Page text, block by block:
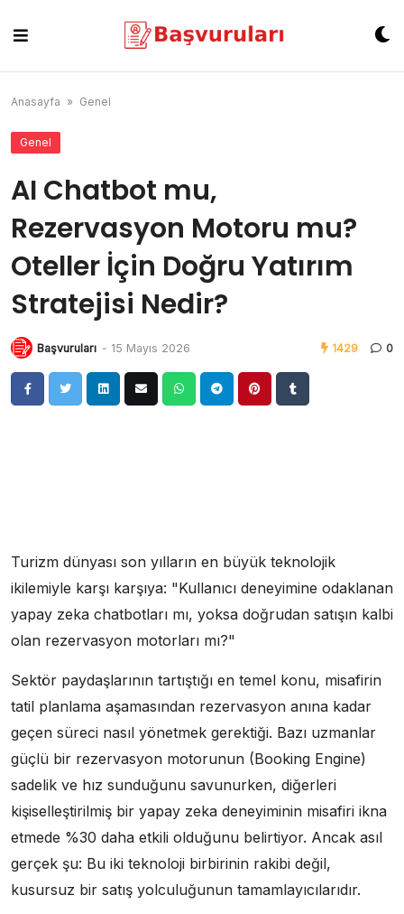
content
Anasayfa » Genel
Genel
AI Chatbot mu,
Rezervasyon Motoru mu?
Oteller İçin Doğru Yatırım
Stratejisi Nedir?
Başvuruları - 15 Mayıs 2026 1429 0
Turizm dünyası son yılların en büyük teknolojik
ikilemiyle karşı karşıya: "Kullanıcı deneyimine odaklanan
yapay zeka chatbotları mı, yoksa doğrudan satışın kalbi
olan rezervasyon motorları mı?"
Sektör paydaşlarının tartıştığı en temel konu, misafirin
tatil planlama aşamasından rezervasyon anına kadar
geçen süreci nasıl yönetmek gerektiği. Bazı uzmanlar
güçlü bir rezervasyon motorunun (Booking Engine)
sadelik ve hız sunduğunu savunurken, diğerleri
kişiselleştirilmiş bir yapay zeka deneyiminin misafiri ikna
etmede %30 daha etkili olduğunu belirtiyor. Ancak asıl
gerçek şu: Bu iki teknoloji birbirinin rakibi değil,
kusursuz bir satış yolculuğunun tamamlayıcılarıdır.